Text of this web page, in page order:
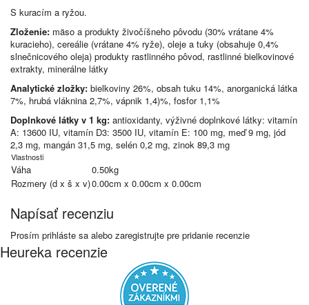
S kuracím a ryžou.
Zloženie: mäso a produkty živočíšneho pôvodu (30% vrátane 4%
kuracieho), cereálie (vrátane 4% ryže), oleje a tuky (obsahuje 0,4%
slnečnicového oleja) produkty rastlinného pôvod, rastlinné bielkovinové
extrakty, minerálne látky
Analytické zložky: bielkoviny 26%, obsah tuku 14%, anorganická látka
7%, hrubá vláknina 2,7%, vápnik 1,4)%, fosfor 1,1%
Doplnkové látky v 1 kg: antioxidanty, výživné doplnkové látky: vitamín
A: 13600 IU, vitamín D3: 3500 IU, vitamín E: 100 mg, meď 9 mg, jód
2,3 mg, mangán 31,5 mg, selén 0,2 mg, zinok 89,3 mg
Vlastnosti
Váha
0.50kg
Rozmery (d x š x v)0.00cm x 0.00cm x 0.00cm
Napísať recenziu
Prosím prihláste sa alebo zaregistrujte pre pridanie recenzie
Heureka recenzie